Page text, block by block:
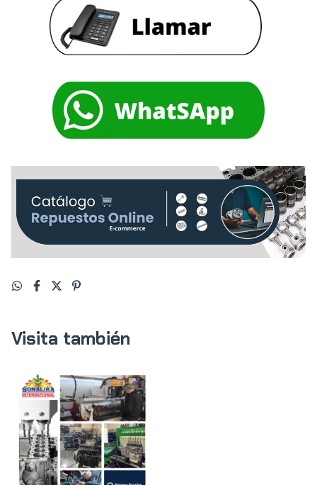
Visita también